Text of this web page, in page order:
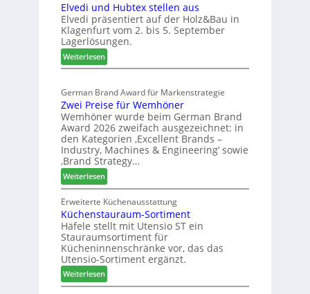
s
e
e
r
ö
r
t
t
Z
u
k
u
n
f
t
i
n
i
g
p
a
s
t
F
ü
h
r
u
n
g
a
n
Elvedi und Hubtex stellen aus
Elvedi präsentiert auf der Holz&Bau in
Klagenfurt vom 2. bis 5. September
Lagerlösungen.
Weiterlesen:
E
v
e
d
i
u
n
d
H
u
b
t
e
x
s
t
e
German Brand Award für Markenstrategie
Zwei Preise für Wemhöner
Wemhöner wurde beim German Brand
Award 2026 zweifach ausgezeichnet: in
den Kategorien ‚Excellent Brands –
Industry, Machines & Engineering‘ sowie
‚Brand Strategy…
Weiterlesen:
Z
w
e
i
P
r
e
i
s
Erweiterte Küchenausstattung
Küchenstauraum-Sortiment
Häfele stellt mit Utensio ST ein
Stauraumsortiment für
Kücheninnenschränke vor, das das
Utensio-Sortiment ergänzt.
Weiterlesen:
K